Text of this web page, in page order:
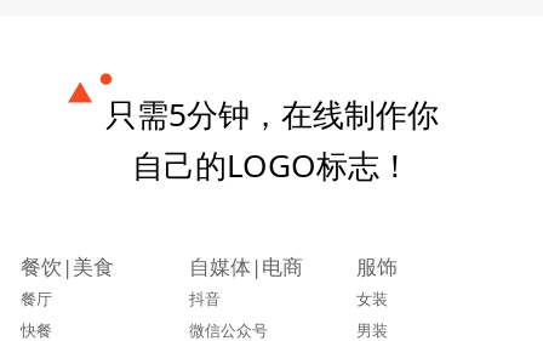
只需5分钟，在线制作你
自己的LOGO标志！
餐饮|美食
餐厅
快餐
自媒体|电商
抖音
微信公众号
服饰
女装
男装